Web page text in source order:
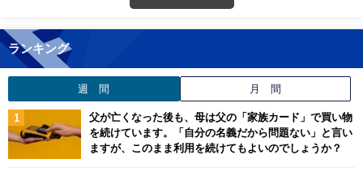
ランキング
週 間 月 間
父が亡くなった後も、母は父の「家族カード」で買い物
を続けています。「自分の名義だから問題ない」と言い
ますが、このまま利用を続けてもよいのでしょうか？